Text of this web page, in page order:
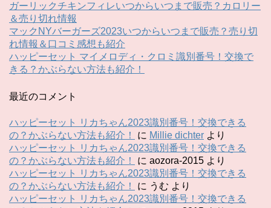
ガーリックチキンフィレいつからいつまで販売？カロリー
＆売り切れ情報
マックNYバーガーズ2023いつからいつまで販売？売り切
れ情報＆口コミ感想も紹介
ハッピーセット マイメロディ・クロミ識別番号！交換で
きる？かぶらない方法も紹介！
最近のコメント
ハッピーセット リカちゃん2023識別番号！交換できる
の？かぶらない方法も紹介！
に Millie dichter より
ハッピーセット リカちゃん2023識別番号！交換できる
の？かぶらない方法も紹介！
に aozora-2015 より
ハッピーセット リカちゃん2023識別番号！交換できる
の？かぶらない方法も紹介！
に うむ より
ハッピーセット リカちゃん2023識別番号！交換できる